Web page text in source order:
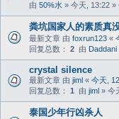
由 50%水 » 今天, 13:22 »
粪坑国家人的素质真
最新文章 由 foxrun123 «
回复总数： 2 由 Daddani
crystal silence
最新文章 由 jiml « 今天,
回复总数： 1 由 jiml » 今
泰国少年行凶杀人